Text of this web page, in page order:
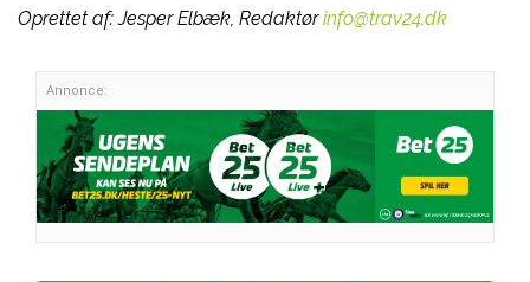
Oprettet af:Jesper Elbæk, Redaktør info@trav24.dk
Annonce: